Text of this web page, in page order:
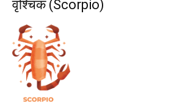
वृश्चिक (Scorpio)